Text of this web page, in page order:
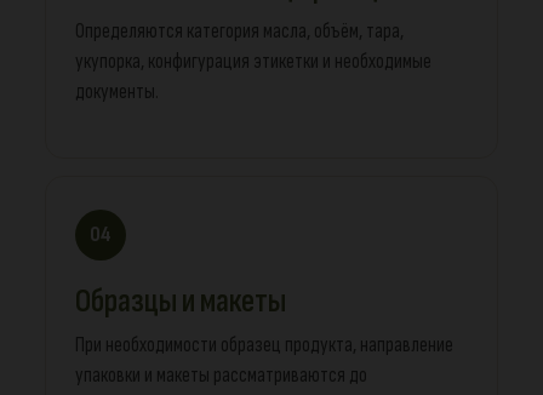
Определяются категория масла, объём, тара,
укупорка, конфигурация этикетки и необходимые
документы.
04
Образцы и макеты
При необходимости образец продукта, направление
упаковки и макеты рассматриваются до